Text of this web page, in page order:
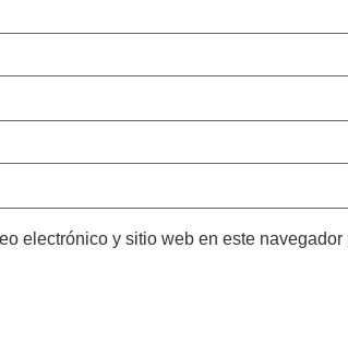
electrónico y sitio web en este